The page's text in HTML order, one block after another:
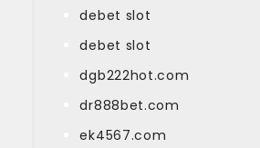
debet slot
debet slot
dgb222hot.com
dr888bet.com
ek4567.com